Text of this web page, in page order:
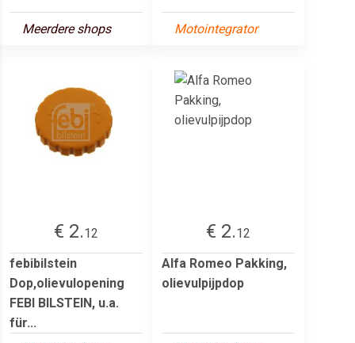
Meerdere shops Motointegrator
€ 2.12
febibilstein
Dop,olievulopening
FEBI BILSTEIN, u.a.
für...
€ 2.12
Alfa Romeo Pakking,
olievulpijpdop